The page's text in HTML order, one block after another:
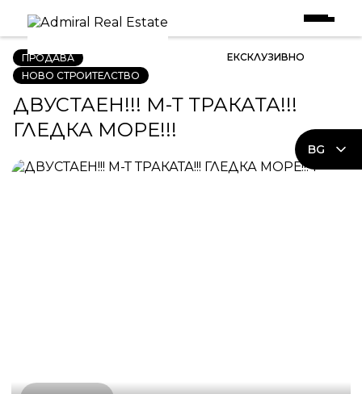
BG
ДВУСТАЕН!!! М-Т ТРАКАТА!!! ГЛЕДКА МОРЕ!!!
ПРОДАВА
ЕКСКЛУЗИВНО
НОВО СТРОИТЕЛСТВО
ДВУСТАЕН!!! М-Т ТРАКАТА!!!
ГЛЕДКА МОРЕ!!!